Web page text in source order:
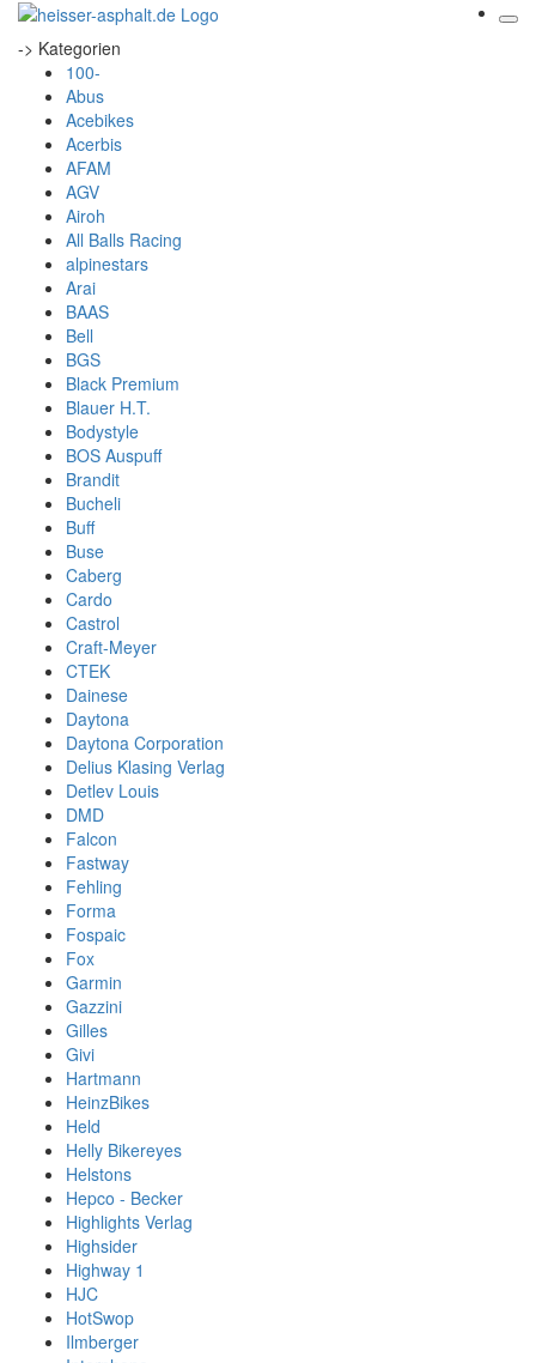
-> Kategorien
100-
Abus
Acebikes
Acerbis
AFAM
AGV
Airoh
All Balls Racing
alpinestars
Arai
BAAS
Bell
BGS
Black Premium
Blauer H.T.
Bodystyle
BOS Auspuff
Brandit
Bucheli
Buff
Buse
Caberg
Cardo
Castrol
Craft-Meyer
CTEK
Dainese
Daytona
Daytona Corporation
Delius Klasing Verlag
Detlev Louis
DMD
Falcon
Fastway
Fehling
Forma
Fospaic
Fox
Garmin
Gazzini
Gilles
Givi
Hartmann
HeinzBikes
Held
Helly Bikereyes
Helstons
Hepco - Becker
Highlights Verlag
Highsider
Highway 1
HJC
HotSwop
Ilmberger